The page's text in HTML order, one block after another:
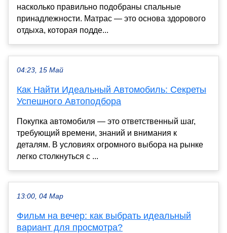
насколько правильно подобраны спальные
принадлежности. Матрас — это основа здорового
отдыха, которая подде...
04:23, 15 Май
Как Найти Идеальный Автомобиль: Секреты
Успешного Автоподбора
Покупка автомобиля — это ответственный шаг,
требующий времени, знаний и внимания к
деталям. В условиях огромного выбора на рынке
легко столкнуться с ...
13:00, 04 Мар
Фильм на вечер: как выбрать идеальный
вариант для просмотра?